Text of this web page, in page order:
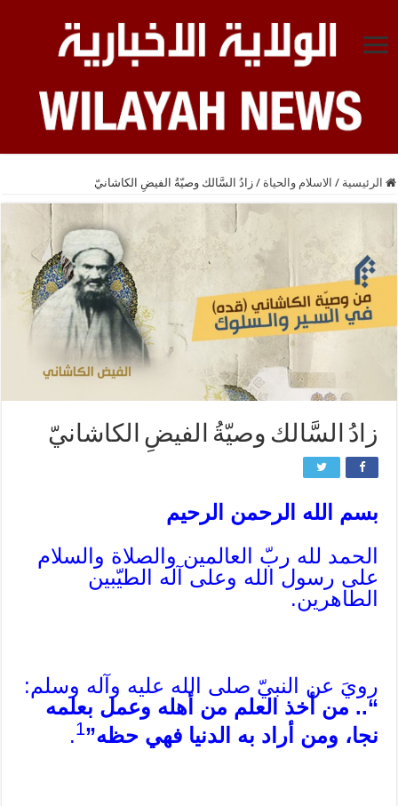
الرئيسية / الاسلام والحياة / زادُ السَّالك وصيّةُ الفيضِ الكاشانيّ
زادُ السَّالك وصيّةُ الفيضِ الكاشانيّ
بسم الله الرحمن الرحيم
الحمد لله ربّ العالمين والصلاة والسلام
على رسول الله وعلى آله الطيّبين
الطاهرين.
رويَ عن النبيّ صلى الله عليه وآله وسلم:
“.. من أخذ العلم من أهله وعمل بعلمه
نجا، ومن أراد به الدنيا فهي حظه”1
.